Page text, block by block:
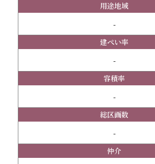
用途地域
-
建ぺい率
-
容積率
-
総区画数
-
仲介